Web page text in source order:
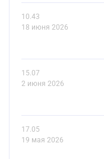
10.43
18 июня 2026
15.07
2 июня 2026
17.05
19 мая 2026